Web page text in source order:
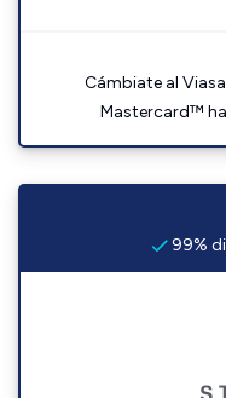
Cámbiate al
Mastercard™
99%